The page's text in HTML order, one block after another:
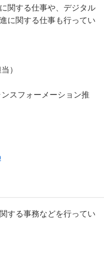
関する仕事や、デジタル
に関する仕事も行ってい
）
スフォーメーション推
する事務などを行ってい